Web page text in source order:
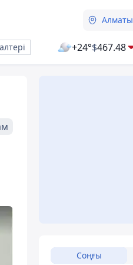
Алматы
+24°$467.48
Соңғы